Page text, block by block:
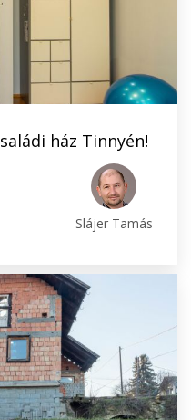
ház Tinnyén!
Slájer Tamás